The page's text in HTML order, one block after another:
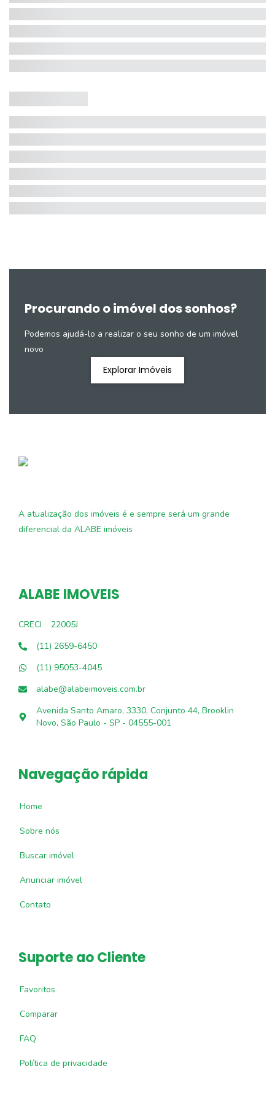
Procurando o imóvel dos sonhos?
Podemos ajudá-lo a realizar o seu sonho de um imóvel
novo
Explorar Imóveis
A atualização dos imóveis é e sempre será um grande
diferencial da ALABE imóveis
ALABE IMOVEIS
CRECI
22005J
(11) 2659-6450
(11) 95053-4045
alabe@alabeimoveis.com.br
Avenida Santo Amaro, 3330, Conjunto 44, Brooklin
Novo, São Paulo - SP - 04555-001
Navegação rápida
Home
Sobre nós
Buscar imóvel
Anunciar imóvel
Contato
Suporte ao Cliente
Favoritos
Comparar
FAQ
Política de privacidade